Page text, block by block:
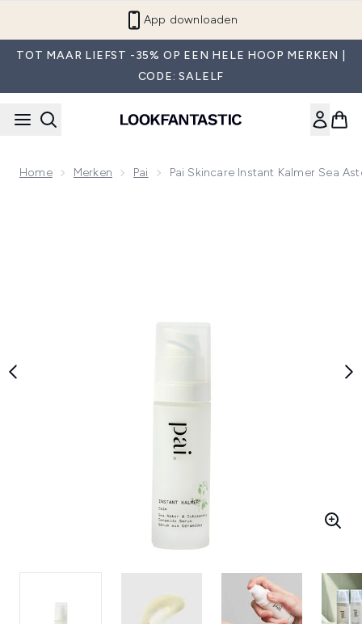
App downloaden
TOT MAAR LIEFST -35% OP EEN HELE HOOP MERKEN |
CODE: SALELF
Home Merken Pai Pai Skincare Instant Kalmer Sea